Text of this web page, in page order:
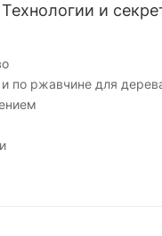
и
по ржавчине для